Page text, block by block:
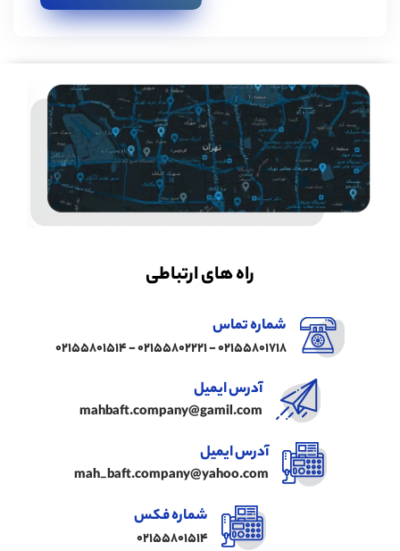
راه های ارتباطی
شماره تماس
02155801718 - 02155802221 - 02155801514
آدرس ایمیل
mahbaft.company@gamil.com
آدرس ایمیل
mah_baft.company@yahoo.com
شماره فکس
02155801514